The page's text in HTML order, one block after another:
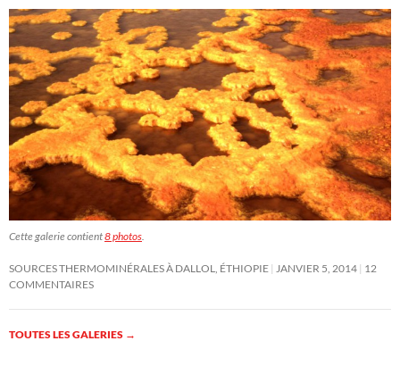
Cette galerie contient8 photos.
SOURCES THERMOMINÉRALES À DALLOL, ÉTHIOPIE JANVIER 5, 2014 12
COMMENTAIRES
TOUTES LES GALERIES →